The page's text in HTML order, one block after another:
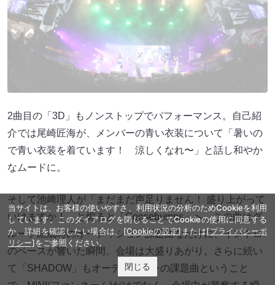
2曲目の「3D」もノンストップでパフォーマンス。自己紹
介では尾崎匠海が、メンバーの青い衣装について「暑いの
で青い衣装を着ています！ 涼しくなれ〜」と話し和やか
なムードに。
そして池﨑理人が「まだまだ声足りません！ 盛り上がって
いけますか！」と煽ると「Goosebumps」へ。この曲はグ
ループ結成時のオーディション課題曲なだけに、イントロ
のベースが響いた瞬間、会場は大盛りあがり。さらに続い
て「SHADOW」もオーディションの課題曲ということ
当サイトは、お客様の使いやすさ、利用状況の分析のためCookieを利用
しています。このダイアログを閉じることでCookieの使用に同意する
か、詳細を確認したい場合は、 [Cookieの設定]または[プライバシーポ
リシー]をご参照ください。
閉じる